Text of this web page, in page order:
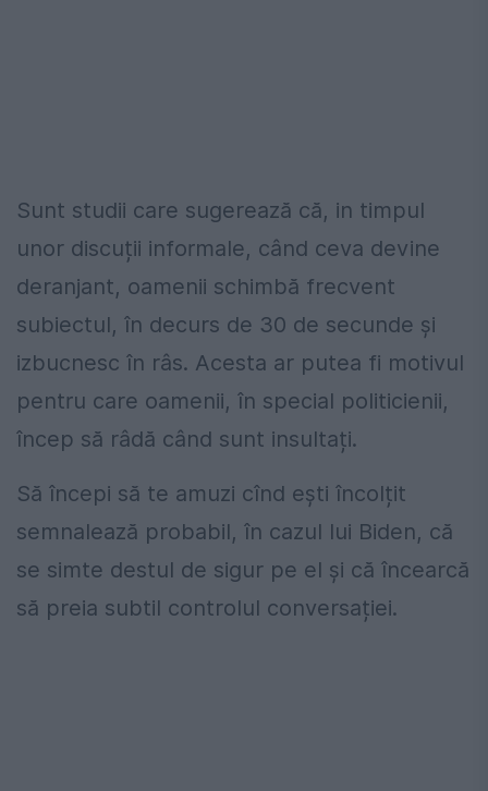
Sunt studii care sugerează că, in timpul
unor discuții informale, când ceva devine
deranjant, oamenii schimbă frecvent
subiectul, în decurs de 30 de secunde și
izbucnesc în râs. Acesta ar putea fi motivul
pentru care oamenii, în special politicienii,
încep să râdă când sunt insultați.
Să începi să te amuzi cînd ești încolțit
semnalează probabil, în cazul lui Biden, că
se simte destul de sigur pe el și că încearcă
să preia subtil controlul conversației.